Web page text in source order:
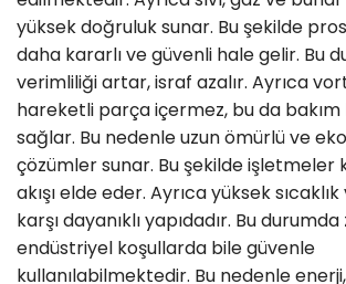
yüksek doğruluk sunar. Bu şekilde
daha kararlı ve güvenli hale gelir. Bu
verimliliği artar, israf azalır. Ayrıca
hareketli parça içermez, bu da bakım
sağlar. Bu nedenle uzun ömürlü ve
çözümler sunar. Bu şekilde işletmeler
akışı elde eder. Ayrıca yüksek
karşı dayanıklı yapıdadır. Bu
endüstriyel koşullarda bile güvenle
kullanılabilmektedir. Bu nedenle